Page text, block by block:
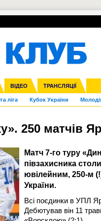
ВІДЕО ТРАНСЛЯЦІЇ
ліга Кубок України
Ліга націй Ліга конференцій
Франція ІншіЧЄ-2015 (U-21)
УПЛ-ПЕРЕХОДИ
250 матчів
Матч 7-го туру
півзахисника
ювілейним, 250-м
України.
Всі поєдинки в УПЛ
Дебютував він 11